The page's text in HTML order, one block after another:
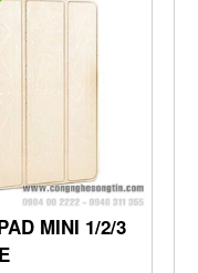
MINI 1/2/3